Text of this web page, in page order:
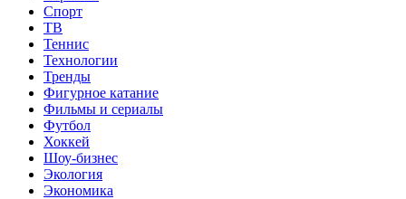
Спорт
ТВ
Теннис
Технологии
Тренды
Фигурное катание
Фильмы и сериалы
Футбол
Хоккей
Шоу-бизнес
Экология
Экономика